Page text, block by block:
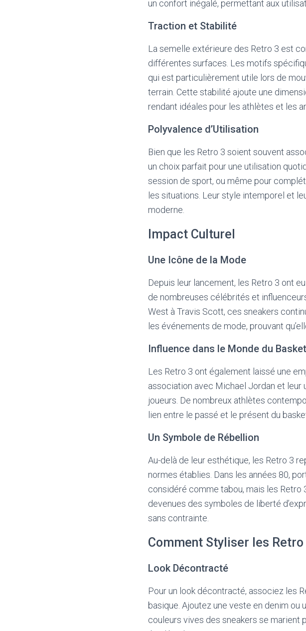
un confort inégalé, permettant aux
Traction et Stabilité
La semelle extérieure des Retro 3 est
différentes surfaces. Les motifs
qui est particulièrement utile lors de
terrain. Cette stabilité ajoute une
rendant idéales pour les athlètes et les
Polyvalence d’Utilisation
Bien que les Retro 3 soient souvent
un choix parfait pour une utilisation
session de sport, ou même pour
les situations. Leur style intemporel et
moderne.
Impact Culturel
Une Icône de la Mode
Depuis leur lancement, les Retro 3 ont
de nombreuses célébrités et
West à Travis Scott, ces sneakers
les événements de mode, prouvant
Influence dans le Monde du Basket
Les Retro 3 ont également laissé une
association avec Michael Jordan et leur
joueurs. De nombreux athlètes
lien entre le passé et le présent du
Un Symbole de Rébellion
Au-delà de leur esthétique, les Retro 3
normes établies. Dans les années 80,
considéré comme tabou, mais les
devenues des symboles de liberté
sans contrainte.
Comment Styliser les
Look Décontracté
Pour un look décontracté, associez les
basique. Ajoutez une veste en denim
couleurs vives des sneakers se marient